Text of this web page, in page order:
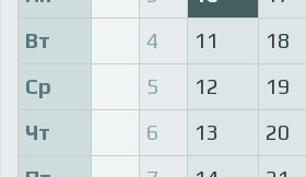
Вт
4 11 18
Ср
5 12 19
Чт
6 13 20